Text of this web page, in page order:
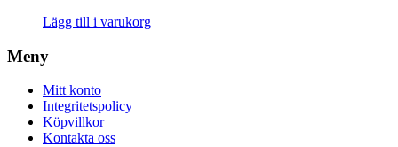
Lägg till i varukorg
Meny
Mitt konto
Integritetspolicy
Köpvillkor
Kontakta oss